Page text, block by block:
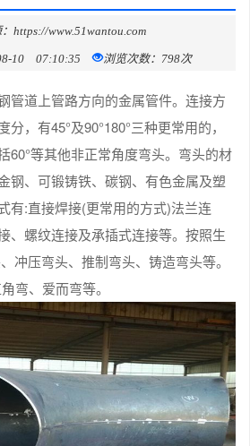
https://www.51wantou.com
10 07:10:35 浏览次数：798次
管道上管路方向的金属管件。连接方
，有45°及90°180°三种更常用的，
60°等其他非正常角度弯头。弯头的材
钢、可锻铸铁、碳钢、有色金属及塑
有:直接焊接(更常用的方式)法兰连
、螺纹连接及承插式连接等。按照生
冲压弯头、推制弯头、铸造弯头等。
弯、爱而弯等。